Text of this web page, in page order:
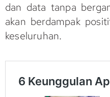
dan data tanpa
akan berdampak
keseluruhan.